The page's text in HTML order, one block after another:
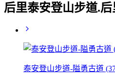
后里泰安登山步道.
泰安登山步道-隘勇古道